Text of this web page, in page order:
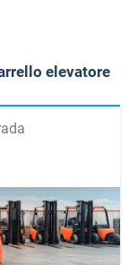
elevatore